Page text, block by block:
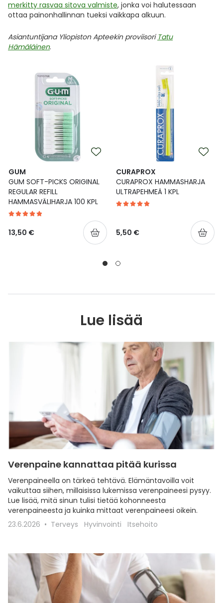
merkitty rasvaa sitova valmiste, jonka voi halutessaan
ottaa painonhallinnan tueksi vaikkapa alkuun.
Asiantuntijana Yliopiston Apteekin proviisori Tatu
Hämäläinen.
GUM
GUM SOFT-PICKS ORIGINAL
REGULAR REFILL
HAMMASVÄLIHARJA 100 KPL
13,50 €
CURAPROX
CURAPROX HAMMASHARJA
ULTRAPEHMEÄ 1 KPL
5,50 €
Lue lisää
Verenpaine kannattaa pitää kurissa
Verenpaineella on tärkeä tehtävä. Elämäntavoilla voit
vaikuttaa siihen, millaisissa lukemissa verenpaineesi pysyy.
Lue lisää, mitä sinun tulisi tietää kohonneesta
verenpaineesta ja kuinka mittaat verenpaineesi oikein.
23.6.2026
Terveys Hyvinvointi Itsehoito